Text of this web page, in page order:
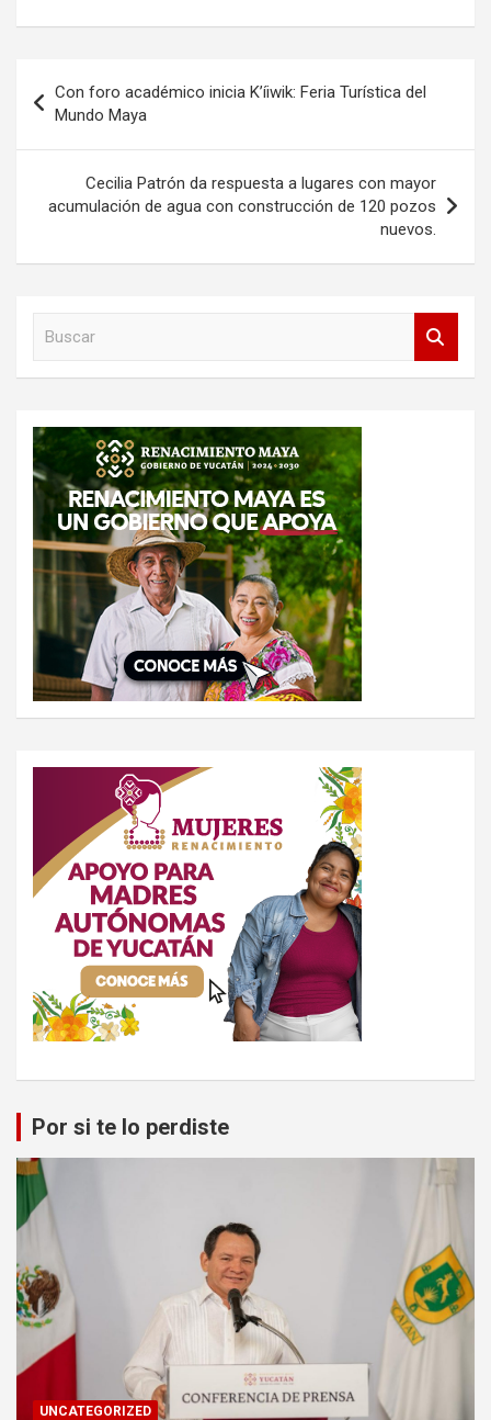
de
entradas
Con foro académico inicia K’íiwik: Feria Turística del
Mundo Maya
Cecilia Patrón da respuesta a lugares con mayor
acumulación de agua con construcción de 120 pozos
nuevos.
r
Por si te lo perdiste
UNCATEGORIZED